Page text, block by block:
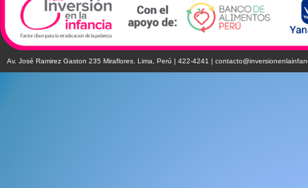
Av. José Ramirez Gaston 235 Miraflores. Lima, Perú | 422-4241 |